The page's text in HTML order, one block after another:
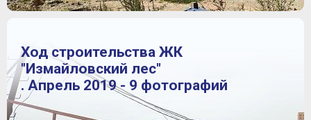
Ход строительства ЖК
"Измайловский лес"
. Апрель 2019 - 9 фотографий